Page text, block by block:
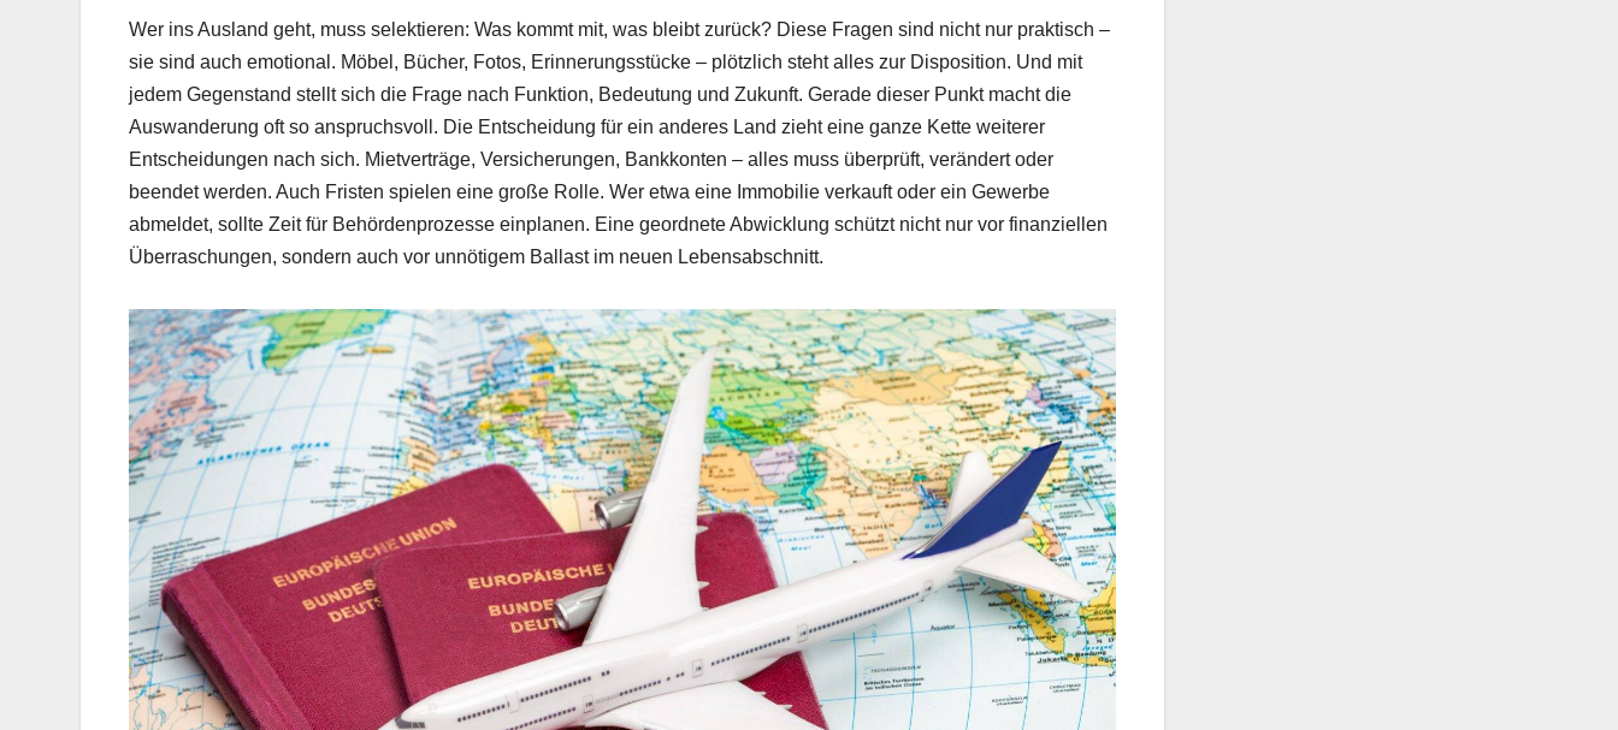
Wer ins Ausland geht, muss selektieren: Was kommt mit, was bleibt zurück? Diese Fragen sind nicht nur praktisch –
sie sind auch emotional. Möbel, Bücher, Fotos, Erinnerungsstücke – plötzlich steht alles zur Disposition. Und mit
jedem Gegenstand stellt sich die Frage nach Funktion, Bedeutung und Zukunft. Gerade dieser Punkt macht die
Auswanderung oft so anspruchsvoll. Die Entscheidung für ein anderes Land zieht eine ganze Kette weiterer
Entscheidungen nach sich. Mietverträge, Versicherungen, Bankkonten – alles muss überprüft, verändert oder
beendet werden. Auch Fristen spielen eine große Rolle. Wer etwa eine Immobilie verkauft oder ein Gewerbe
abmeldet, sollte Zeit für Behördenprozesse einplanen. Eine geordnete Abwicklung schützt nicht nur vor finanziellen
Überraschungen, sondern auch vor unnötigem Ballast im neuen Lebensabschnitt.